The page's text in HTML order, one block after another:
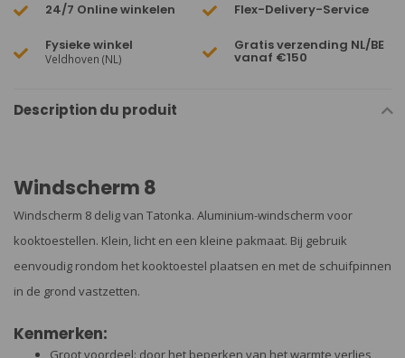
24/7 Online winkelen Flex-Delivery-Service
Fysieke winkel
Veldhoven (NL)
Gratis verzending NL/BE
vanaf €150
Description du produit
Windscherm 8
Windscherm 8 delig van Tatonka. Aluminium-windscherm voor
kooktoestellen. Klein, licht en een kleine pakmaat. Bij gebruik
eenvoudig rondom het kooktoestel plaatsen en met de schuifpinnen
in de grond vastzetten.
Kenmerken:
Groot voordeel: door het beperken van het warmte verlies